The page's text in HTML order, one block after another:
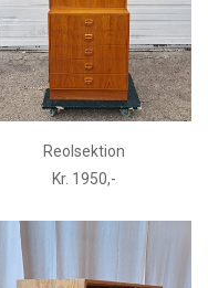
Reolsektion
Kr. 1950,-